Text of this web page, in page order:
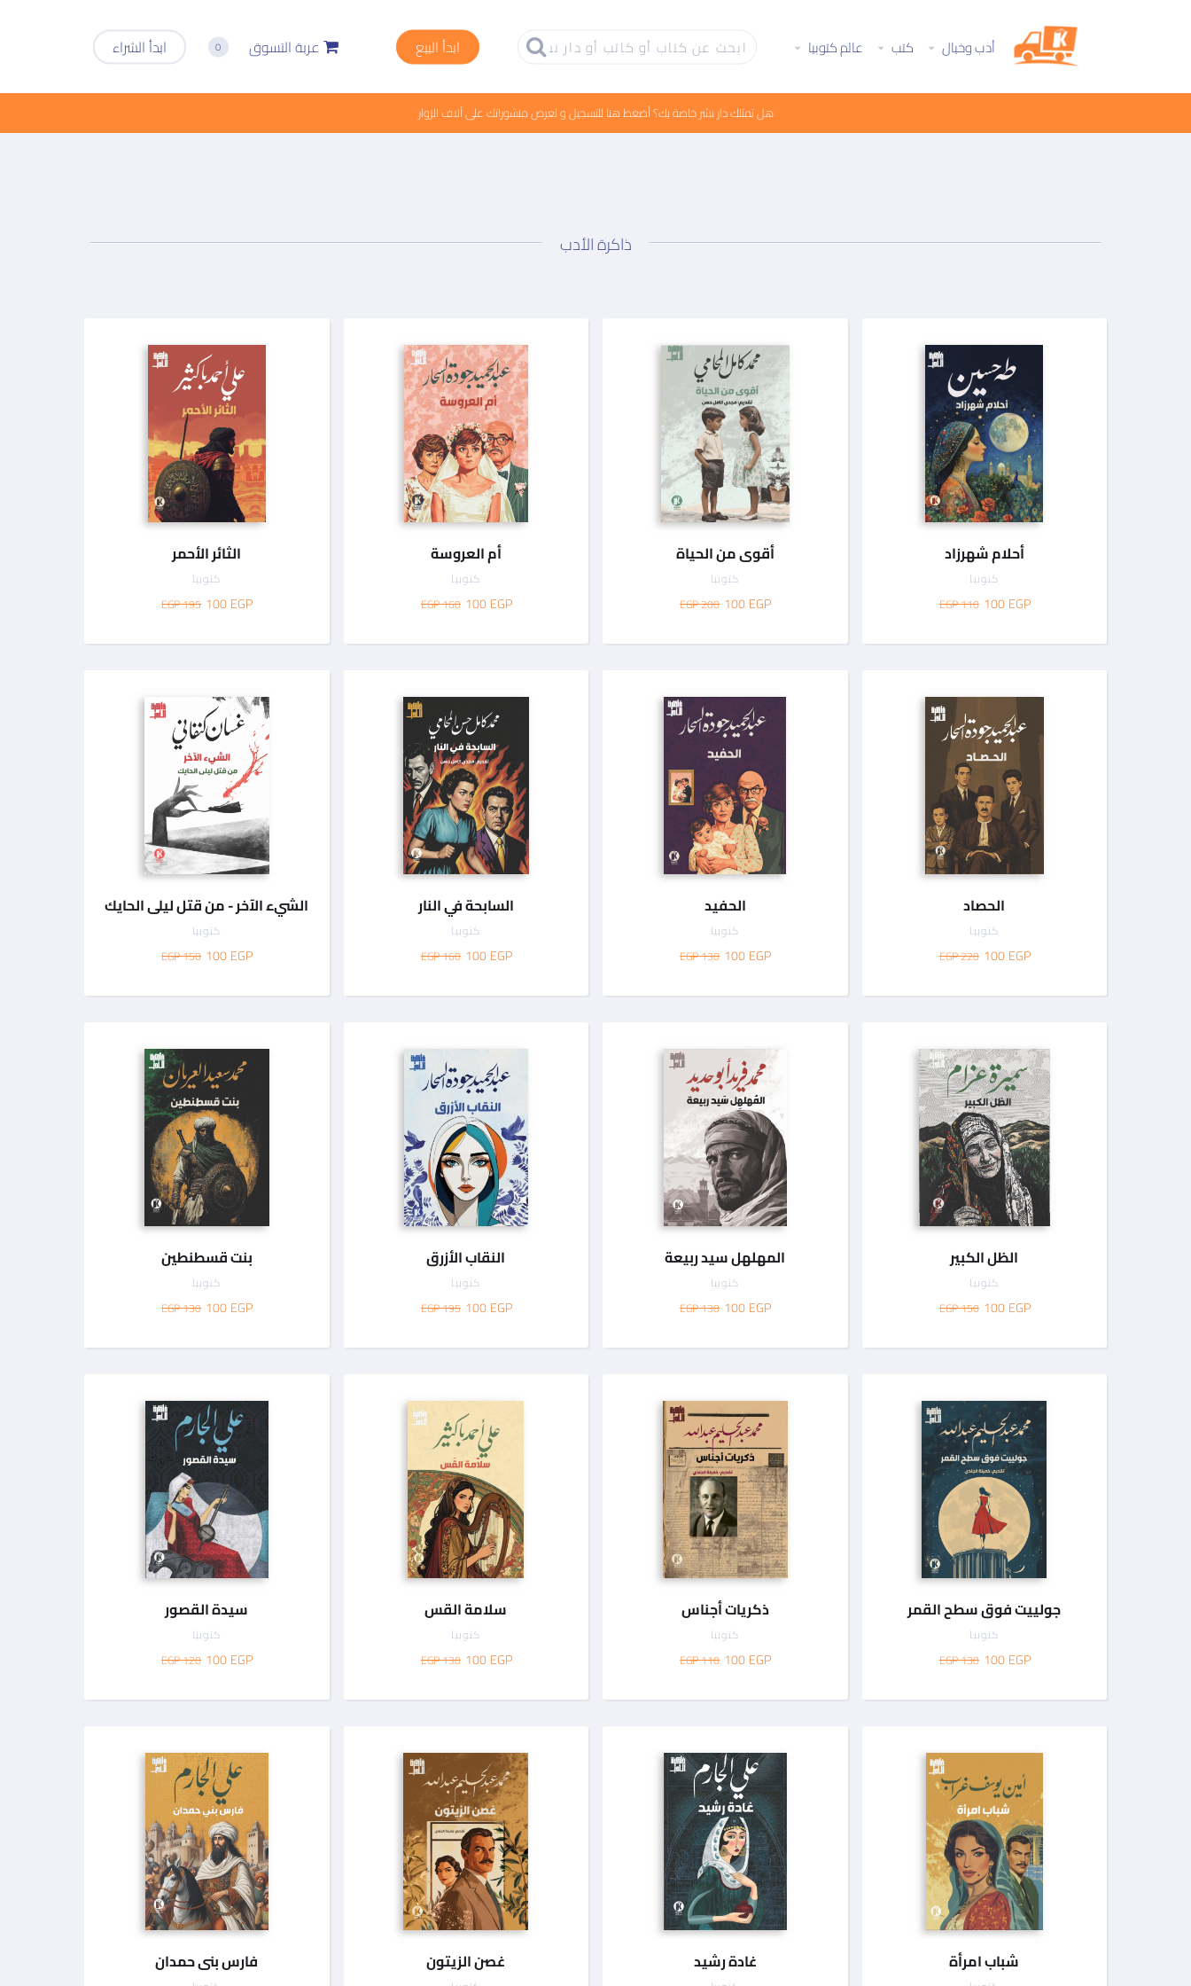
المحتوى
أدب وخيال كتب عالم كتوبيا ابدأ البيع عربة التسوق 0 ابدأ الشراء
هل تمتلك دار نشر خاصة بك؟ أضغط هنا للتسجيل و لعرض منشوراتك على آلاف الزوار
ذاكرة الأدب
أحلام شهرزاد
كتوبيا
100 EGP
110 EGP
أقوى من الحياة
كتوبيا
100EGP
200 EGP
أم العروسة
كتوبيا
100 EGP
160 EGP
الثائر الأحمر
كتوبيا
100EGP
195 EGP
الحصاد
كتوبيا
100 EGP
220 EGP
الحفيد
كتوبيا
100EGP
130 EGP
السابحة في النار
كتوبيا
100 EGP
160 EGP
الشيء الآخر - من قتل ليلى الحايك
كتوبيا
100EGP
150 EGP
الظل الكبير
كتوبيا
100 EGP
150 EGP
المهلهل سيد ربيعة
كتوبيا
100EGP
130 EGP
النقاب الأزرق
كتوبيا
100 EGP
195 EGP
بنت قسطنطين
كتوبيا
100EGP
130 EGP
جولييت فوق سطح القمر
كتوبيا
100 EGP
130 EGP
ذكريات أجناس
كتوبيا
100EGP
110 EGP
سلامة القس
كتوبيا
100 EGP
130 EGP
سيدة القصور
كتوبيا
100EGP
120 EGP
شباب امرأة غادة رشيد غصن الزيتون فارس بنى حمدان